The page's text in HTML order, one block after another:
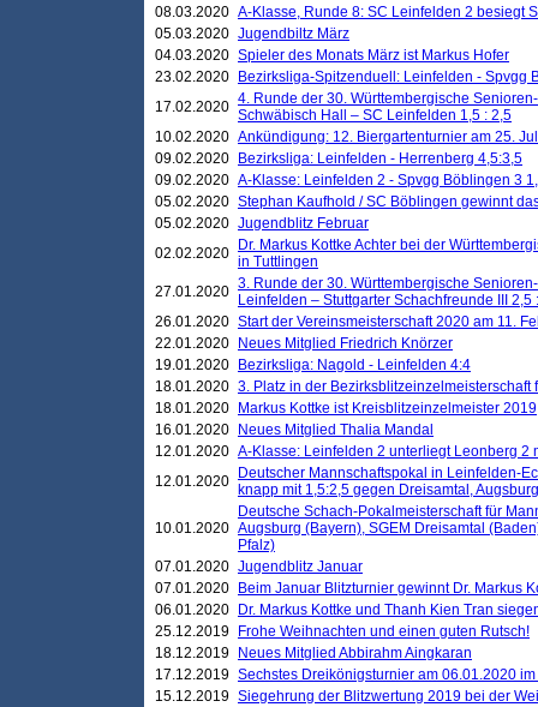
08.03.2020 A-Klasse, Runde 8: SC Leinfelden 2 besiegt
05.03.2020 Jugendbiltz März
04.03.2020 Spieler des Monats März ist Markus Hofer
23.02.2020
Bezirksliga-Spitzenduell: Leinfelden - Spvgg
17.02.2020 4. Runde der 30. Württembergische
Schwäbisch Hall – SC Leinfelden 1,5 : 2,5
10.02.2020 Ankündigung: 12. Biergartenturnier am 25.
09.02.2020
Bezirksliga: Leinfelden - Herrenberg 4,5:3,5
09.02.2020 A-Klasse: Leinfelden 2 - Spvgg Böblingen 3
05.02.2020 Stephan Kaufhold / SC Böblingen gewinnt
05.02.2020 Jugendblitz Februar
02.02.2020
Dr. Markus Kottke Achter bei der
in Tuttlingen
27.01.2020 3. Runde der 30. Württembergische
Leinfelden – Stuttgarter Schachfreunde III 2,5
26.01.2020 Start der Vereinsmeisterschaft 2020 am 11.
22.01.2020
Neues Mitglied Friedrich Knörzer
19.01.2020
Bezirksliga: Nagold - Leinfelden 4:4
18.01.2020 3. Platz in der Bezirksblitzeinzelmeisterschaft
18.01.2020
Markus Kottke ist Kreisblitzeinzelmeister 2019
16.01.2020
Neues Mitglied Thalia Mandal
12.01.2020 A-Klasse: Leinfelden 2 unterliegt Leonberg 2
12.01.2020
Deutscher Mannschaftspokal in Leinfelden-
knapp mit 1,5:2,5 gegen Dreisamtal,
10.01.2020
Deutsche Schach-Pokalmeisterschaft für
Augsburg (Bayern), SGEM Dreisamtal
Pfalz)
07.01.2020 Jugendblitz Januar
07.01.2020
Beim Januar Blitzturnier gewinnt Dr. Markus
06.01.2020
Dr. Markus Kottke und Thanh Kien Tran
25.12.2019
Frohe Weihnachten und einen guten Rutsch!
18.12.2019
Neues Mitglied Abbirahm Aingkaran
17.12.2019 Sechstes Dreikönigsturnier am 06.01.2020
15.12.2019 Siegehrung der Blitzwertung 2019 bei der